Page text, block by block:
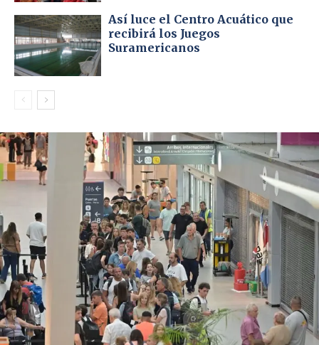
Así luce el Centro Acuático que
recibirá los Juegos
Suramericanos